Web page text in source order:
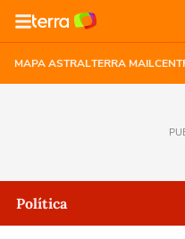
MAPA ASTRALTERRA MAIL
Política